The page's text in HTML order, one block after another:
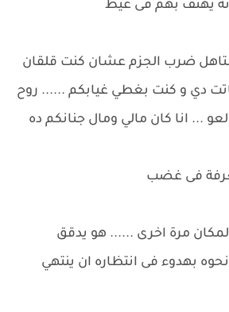
يهتف بهم فى غيظ
ضرب الجزم عشان كنت قلقان
دي و كنت بغطي غيابكم ...... روح
... انا كان مالي ومال جنانكم ده
فى غضب
مرة اخرى ...... هو يدقق
بهدوء فى انتظاره ان ينتهي